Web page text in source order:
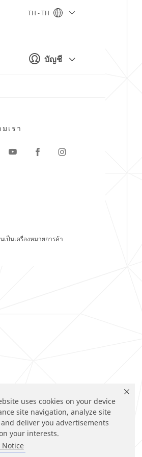
uses cookies on your device
site navigation, analyze site
deliver you advertisements
your interests.
Notice
บัญชี
TH - TH
เรา
ป็นเครื่องหมายการค้า